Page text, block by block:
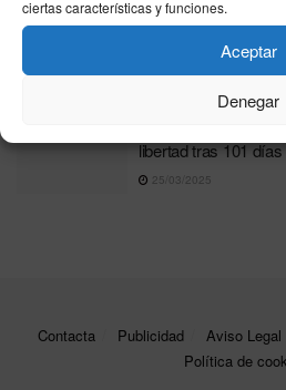
ciertas características y funciones.
Aceptar
Denegar
Comprueba los
miércoles 10 de
libertad tras 101
25/03/2025
Contacta Publicidad Aviso Legal
Política de